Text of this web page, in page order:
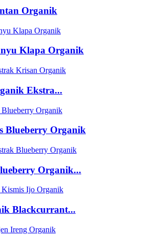
Organik
Klapa Organik
Ekstra...
Blueberry Organik
Organik...
Blackcurrant...